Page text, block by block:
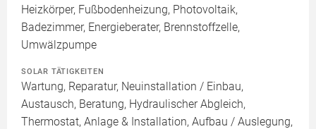
Heizkörper, Fußbodenheizung, Photovoltaik,
Badezimmer, Energieberater, Brennstoffzelle,
Umwälzpumpe
SOLAR TÄTIGKEITEN
Wartung, Reparatur, Neuinstallation / Einbau,
Austausch, Beratung, Hydraulischer Abgleich,
Thermostat, Anlage & Installation, Aufbau / Auslegung,